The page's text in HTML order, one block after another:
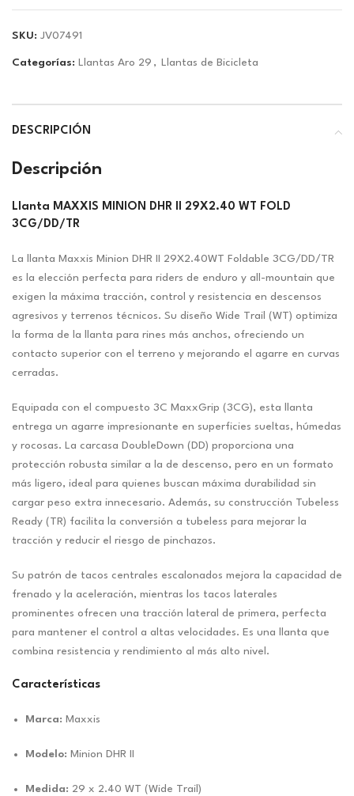
SKU: JV07491
Categorías: Llantas Aro 29 , Llantas de Bicicleta
DESCRIPCIÓN
Descripción
Llanta MAXXIS MINION DHR II 29X2.40 WT FOLD
3CG/DD/TR
La llanta Maxxis Minion DHR II 29X2.40WT Foldable 3CG/DD/TR
es la elección perfecta para riders de enduro y all-mountain que
exigen la máxima tracción, control y resistencia en descensos
agresivos y terrenos técnicos. Su diseño Wide Trail (WT) optimiza
la forma de la llanta para rines más anchos, ofreciendo un
contacto superior con el terreno y mejorando el agarre en curvas
cerradas.
Equipada con el compuesto 3C MaxxGrip (3CG), esta llanta
entrega un agarre impresionante en superficies sueltas, húmedas
y rocosas. La carcasa DoubleDown (DD) proporciona una
protección robusta similar a la de descenso, pero en un formato
más ligero, ideal para quienes buscan máxima durabilidad sin
cargar peso extra innecesario. Además, su construcción Tubeless
Ready (TR) facilita la conversión a tubeless para mejorar la
tracción y reducir el riesgo de pinchazos.
Su patrón de tacos centrales escalonados mejora la capacidad de
frenado y la aceleración, mientras los tacos laterales
prominentes ofrecen una tracción lateral de primera, perfecta
para mantener el control a altas velocidades. Es una llanta que
combina resistencia y rendimiento al más alto nivel.
Características
Marca: Maxxis
Modelo: Minion DHR II
Medida: 29 x 2.40 WT (Wide Trail)